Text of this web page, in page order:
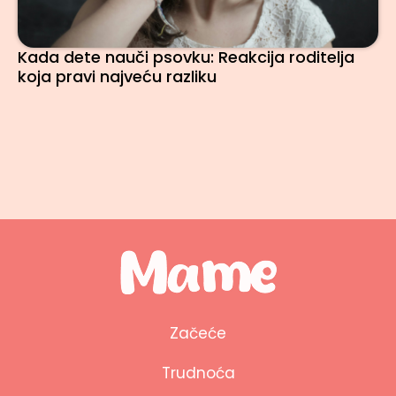
Kada dete nauči psovku: Reakcija roditelja
koja pravi najveću razliku
Začeće
Trudnoća